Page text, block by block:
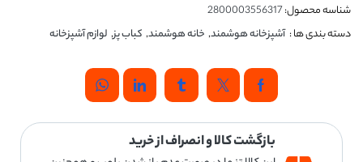
شناسه محصول:2800003556317
دسته بندی ها : آشپزخانه هوشمند, خانه هوشمند, کباب پز, لوازم آشپزخانه
بازگشت کالا و انصراف از خرید